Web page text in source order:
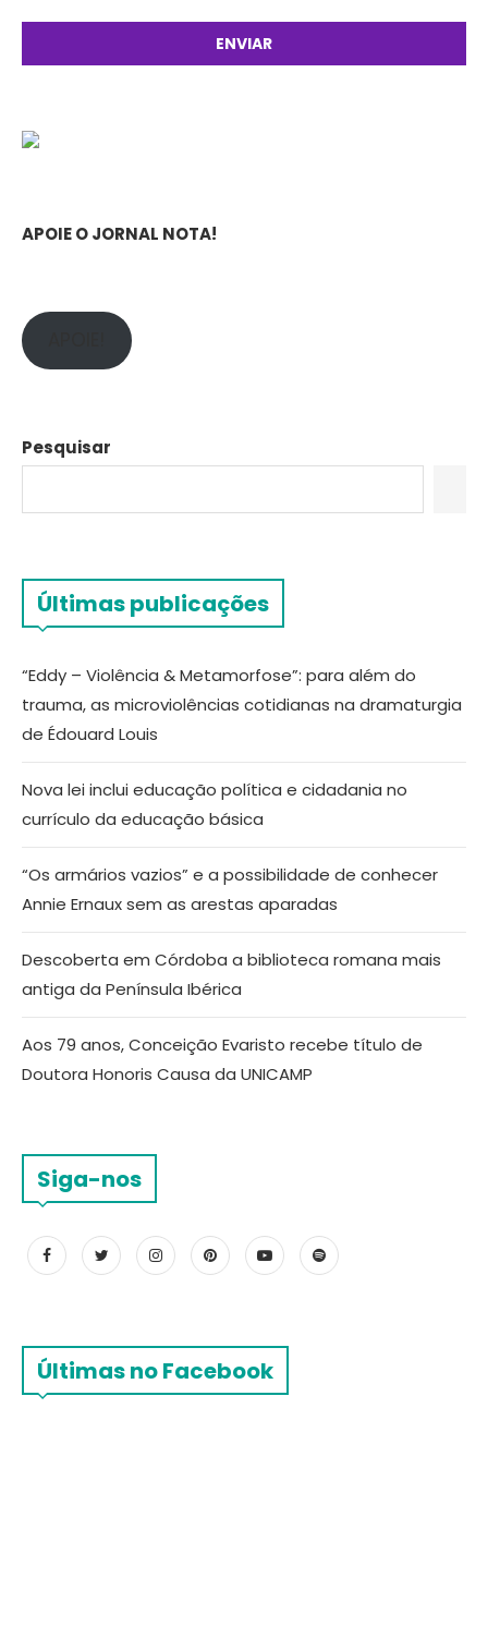
APOIE O JORNAL NOTA!
Pesquisar
Últimas publicações
“Eddy – Violência & Metamorfose”: para além do
trauma, as microviolências cotidianas na dramaturgia
de Édouard Louis
Nova lei inclui educação política e cidadania no
currículo da educação básica
“Os armários vazios” e a possibilidade de conhecer
Annie Ernaux sem as arestas aparadas
Descoberta em Córdoba a biblioteca romana mais
antiga da Península Ibérica
Aos 79 anos, Conceição Evaristo recebe título de
Doutora Honoris Causa da UNICAMP
Siga-nos
Últimas no Facebook